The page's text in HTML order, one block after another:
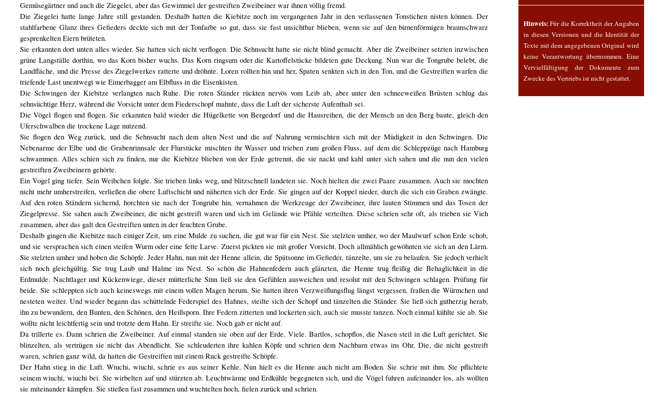
Gemüsegärtner und auch die Ziegelei, aber das Gewimmel der gestreiften Zweibeiner war ihnen völlig fremd.
Die Ziegelei hatte lange Jahre still gestanden. Deshalb hatten die Kiebitze noch im vergangenen Jahr in den verlassenen Tonstichen nisten können. Der
stahlfarbene Glanz ihres Gefieders deckte sich mit der Tonfarbe so gut, dass sie fast unsichtbar blieben, wenn sie auf den birnenförmigen braunschwarz
gesprenkelten Eiern brüteten.
Sie erkannten dort unten alles wieder. Sie hatten sich nicht verflogen. Die Sehnsucht hatte sie nicht blind gemacht. Aber die Zweibeiner setzten inzwischen
grüne Langställe dorthin, wo das Korn bisher wuchs. Das Korn ringsum oder die Kartoffelstücke bildeten gute Deckung. Nun war die Tongrube belebt, die
Landfläche, und die Presse des Ziegelwerkes ratterte und dröhnte. Loren rollten hin und her, Spaten senkten sich in den Ton, und die Gestreiften warfen die
triefende Last unentwegt wie Eimerbagger am Elbfluss in die Eisenkisten.
Die Schwingen der Kiebitze verlangten nach Ruhe. Die roten Ständer rückten nervös vom Leib ab, aber unter den schneeweißen Brüsten schlug das
sehnsüchtige Herz, während die Vorsicht unter dem Fiederschopf mahnte, dass die Luft der sicherste Aufenthalt sei.
Die Vögel flogen und flogen. Sie erkannten bald wieder die Hügelkette von Bergedorf und die Hausreihen, die der Mensch an den Berg baute, gleich den
Uferschwalben die trockene Lage nutzend.
Sie flogen den Weg zurück, und die Sehnsucht nach dem alten Nest und die auf Nahrung vermischten sich mit der Müdigkeit in den Schwingen. Die
Nebenarme der Elbe und die Grabenrinnsale der Flurstücke mischten ihr Wasser und trieben zum großen Fluss, auf dem die Schleppzüge nach Hamburg
schwammen. Alles schien sich zu finden, nur die Kiebitze blieben von der Erde getrennt, die sie nackt und kahl unter sich sahen und die nun den vielen
gestreiften Zweibeinern gehörte.
Ein Vogel ging tiefer. Sein Weibchen folgte. Sie trieben links weg, und blitzschnell landeten sie. Noch hielten die zwei Paare zusammen. Auch sie mochten
nicht mehr umherstreifen, verließen die obere Luftschicht und näherten sich der Erde. Sie gingen auf der Koppel nieder, durch die sich ein Graben zwängte.
Auf den roten Ständern sichernd, horchten sie nach der Tongrube hin, vernahmen die Werkzeuge der Zweibeiner, ihre lauten Stimmen und das Tosen der
Ziegelpresse. Sie sahen auch Zweibeiner, die nicht gestreift waren und sich im Gelände wie Pfähle verteilten. Diese schrien sehr oft, als trieben sie Vieh
zusammen, aber das galt den Gestreiften unten in der feuchten Grube.
Deshalb gingen die Kiebitze nach einiger Zeit, um eine Mulde zu suchen, die gut war für ein Nest. Sie stelzten umher, wo der Maulwurf schon Erde schob,
und sie versprachen sich einen steifen Wurm oder eine fette Larve. Zuerst pickten sie mit großer Vorsicht. Doch allmählich gewöhnten sie sich an den Lärm.
Sie stelzten umher und hoben die Schöpfe. Jeder Hahn, nun mit der Henne allein, die Spätsonne im Gefieder, tänzelte, um sie zu belaufen. Sie jedoch verhielt
sich noch gleichgültig. Sie trug Laub und Halme ins Nest. So schön die Hahnenfedern auch glänzten, die Henne trug fleißig die Behaglichkeit in die
Erdmulde. Nachtlager und Kückenwiege, dieser mütterliche Sinn ließ sie den Gefühlen ausweichen und resolut mit den Schwingen schlagen. Prüfung für
beide. Sie schleppten sich auch keineswegs mit einem vollen Magen herum. Sie hatten ihren Verzweiflungsflug längst vergessen, fraßen die Würmchen und
nesteten weiter. Und wieder begann das schüttelnde Federspiel des Hahnes, steilte sich der Schopf und tänzelten die Ständer. Sie ließ sich gutherzig herab,
ihn zu bewundern, den Bunten, den Schönen, den Heißsporn. Ihre Federn zitterten und lockerten sich, auch sie musste tanzen. Noch einmal kühlte sie ab. Sie
wollte nicht leichtfertig sein und trotzte dem Hahn. Er streifte sie. Noch gab er nicht auf.
Da trillerte es. Dann schrien die Zweibeiner. Auf einmal standen sie oben auf der Erde. Viele. Bartlos, schopflos, die Nasen steil in die Luft gerichtet. Sie
blinzelten, als vertrügen sie nicht das Abendlicht. Sie schleuderten ihre kahlen Köpfe und schrien dem Nachbarn etwas ins Ohr. Die, die nicht gestreift
waren, schrien ganz wild, da hatten die Gestreiften mit einem Ruck gestreifte Schöpfe.
Der Hahn stieg in die Luft. Wiuchi, wiuchi, schrie es aus seiner Kehle. Nun hielt es die Henne auch nicht am Boden. Sie schrie mit ihm. Sie pflichtete
seinem wiuchi, wiuchi bei. Sie wirbelten auf und stürzten ab. Leuchtwärme und Erdkühle begegneten sich, und die Vögel fuhren aufeinander los, als wollten
sie miteinander kämpfen. Sie stießen fast zusammen und wuchtelten hoch, fielen zurück und schrien.
Hinweis:Für die Korrektheit der Angaben
in diesen Versionen und die Identität der
Texte mit dem angegebenen Original wird
keine Verantwortung übernommen. Eine
Vervielfältigung der Dokumente zum
Zwecke des Vertriebs ist nicht gestattet.